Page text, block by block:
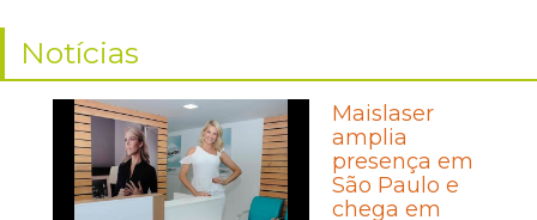
Notícias
Maislaser
amplia
presença em
São Paulo e
chega em